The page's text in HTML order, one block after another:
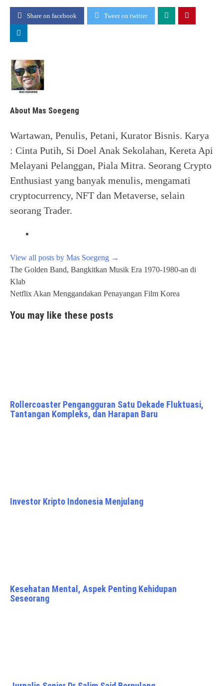
Share on facebook Tweet on twitter
About Mas Soegeng
Wartawan, Penulis, Petani, Kurator Bisnis. Karya
: Cinta Putih, Si Doel Anak Sekolahan, Kereta Api
Melayani Pelanggan, Piala Mitra. Seorang Crypto
Enthusiast yang banyak menulis, mengamati
cryptocurrency, NFT dan Metaverse, selain
seorang Trader.
View all posts by Mas Soegeng →
Post
navigation
The Golden Band, Bangkitkan Musik Era 1970-1980-an di
Klab
Netflix Akan Menggandakan Penayangan Film Korea
You may like these posts
Rollercoaster Pengangguran Satu Dekade Fluktuasi,
Tantangan Kompleks, dan Harapan Baru
Investor Kripto Indonesia Menjulang
Kesehatan Mental, Aspek Penting Kehidupan
Seseorang